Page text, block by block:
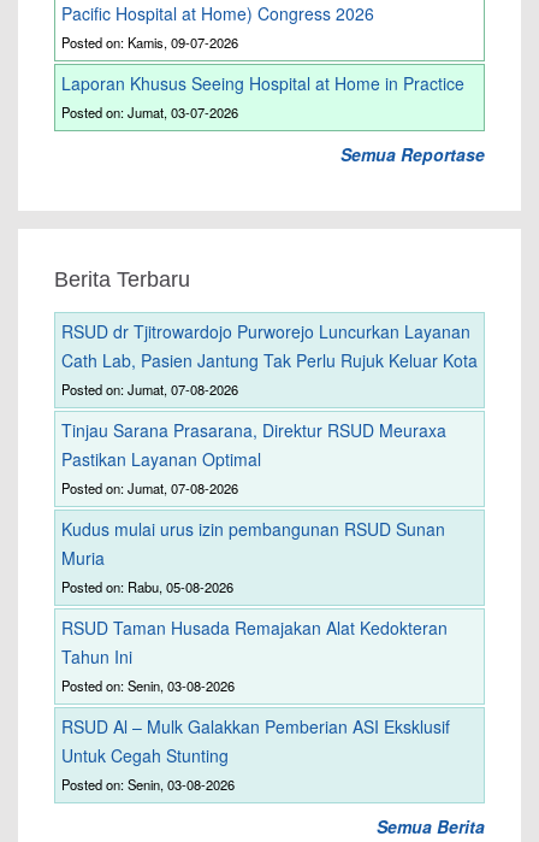
Pacific Hospital at Home) Congress 2026
Posted on: Kamis, 09-07-2026
Laporan Khusus Seeing Hospital at Home in Practice
Posted on: Jumat, 03-07-2026
Semua Reportase
Berita Terbaru
RSUD dr Tjitrowardojo Purworejo Luncurkan Layanan
Cath Lab, Pasien Jantung Tak Perlu Rujuk Keluar Kota
Posted on: Jumat, 07-08-2026
Tinjau Sarana Prasarana, Direktur RSUD Meuraxa
Pastikan Layanan Optimal
Posted on: Jumat, 07-08-2026
Kudus mulai urus izin pembangunan RSUD Sunan
Muria
Posted on: Rabu, 05-08-2026
RSUD Taman Husada Remajakan Alat Kedokteran
Tahun Ini
Posted on: Senin, 03-08-2026
RSUD Al – Mulk Galakkan Pemberian ASI Eksklusif
Untuk Cegah Stunting
Posted on: Senin, 03-08-2026
Semua Berita